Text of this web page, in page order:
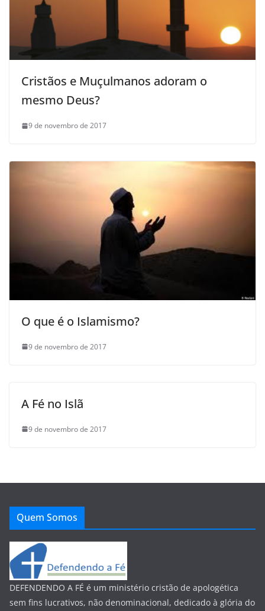
Cristãos e Muçulmanos adoram o
mesmo Deus?
9 de novembro de 2017
O que é o Islamismo?
9 de novembro de 2017
A Fé no Islã
9 de novembro de 2017
Quem Somos
DEFENDENDO A FÉ é um ministério cristão de apologética
sem fins lucrativos, não denominacional, dedicado à glória do